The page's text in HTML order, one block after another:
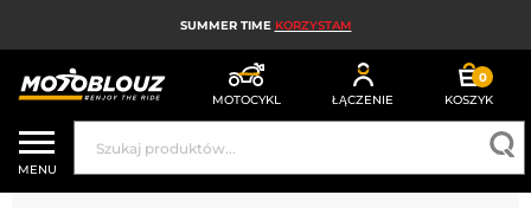
SUMMER TIME KORZYSTAM
MOTOCYKL ŁĄCZENIE
0
KOSZYK
KASK MOTOCYKLOWY
ODZIEŻ MOTOCYKLOWA DLA MĘŻCZYZN
MENU